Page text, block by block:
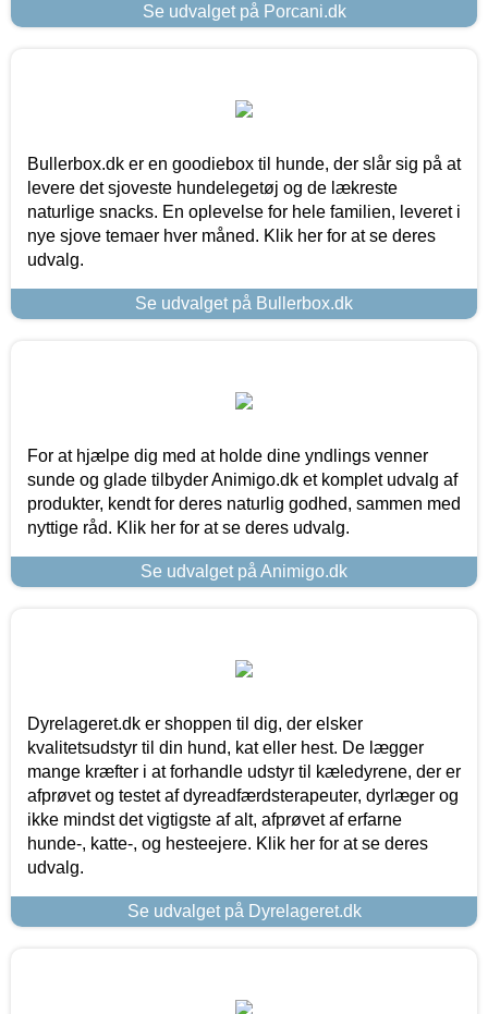
Se udvalget på Porcani.dk
Bullerbox.dk er en goodiebox til hunde, der slår sig på at
levere det sjoveste hundelegetøj og de lækreste
naturlige snacks. En oplevelse for hele familien, leveret i
nye sjove temaer hver måned. Klik her for at se deres
udvalg.
Se udvalget på Bullerbox.dk
For at hjælpe dig med at holde dine yndlings venner
sunde og glade tilbyder Animigo.dk et komplet udvalg af
produkter, kendt for deres naturlig godhed, sammen med
nyttige råd. Klik her for at se deres udvalg.
Se udvalget på Animigo.dk
Dyrelageret.dk er shoppen til dig, der elsker
kvalitetsudstyr til din hund, kat eller hest. De lægger
mange kræfter i at forhandle udstyr til kæledyrene, der er
afprøvet og testet af dyreadfærdsterapeuter, dyrlæger og
ikke mindst det vigtigste af alt, afprøvet af erfarne
hunde-, katte-, og hesteejere. Klik her for at se deres
udvalg.
Se udvalget på Dyrelageret.dk